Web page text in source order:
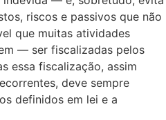
riscos e passivos que não
que muitas atividades
— ser fiscalizadas pelos
essa fiscalização, assim
deve sempre
definidos em lei e a